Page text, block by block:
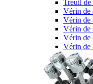
Treuil de
Vérin de
Vérin de
Vérin de
Vérin de
Vérin de